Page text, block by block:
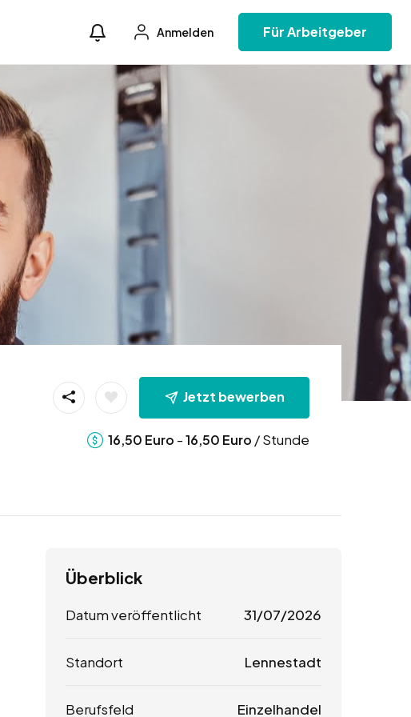
Anmelden Für Arbeitgeber
Jetzt bewerben
16,50 Euro -16,50 Euro / Stunde
Überblick
Datum veröffentlicht 31/07/2026
Standort Lennestadt
Berufsfeld Einzelhandel